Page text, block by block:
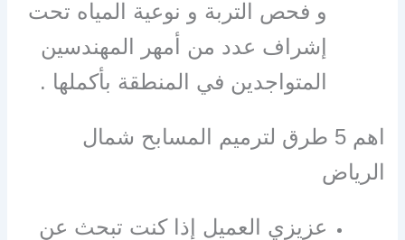
و فحص التربة و نوعية المياه تحت
إشراف عدد من أمهر المهندسين
المتواجدين في المنطقة بأكملها .
اهم 5 طرق لترميم المسابح شمال
الرياض
عزيزي العميل إذا كنت تبحث عن